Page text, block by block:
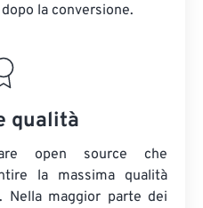
la conversione.
qualità
open source che
la massima qualità
Nella maggior parte dei